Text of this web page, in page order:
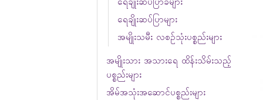
ရေချိုးဆပ်ပြာများ
အမျိုးသမီး လစဉ်သုံးပစ္စည်းများ
အမျိုးသား အသားရေ ထိန်းသိမ်းသည့်
ပစ္စည်းများ
အိမ်အသုံးအဆောင်ပစ္စည်းများ